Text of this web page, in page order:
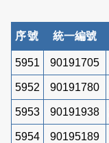
序號 統一編號
5951 90191705
5952 90191780
5953 90191938
5954 90195189